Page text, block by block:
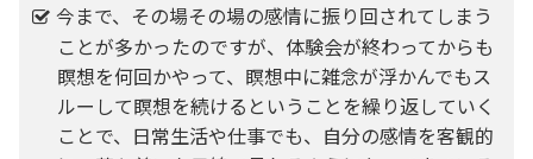
今まで、その場その場の感情に振り回されてしまう
ことが多かったのですが、体験会が終わってからも
瞑想を何回かやって、瞑想中に雑念が浮かんでもス
ルーして瞑想を続けるということを繰り返していく
ことで、日常生活や仕事でも、自分の感情を客観的